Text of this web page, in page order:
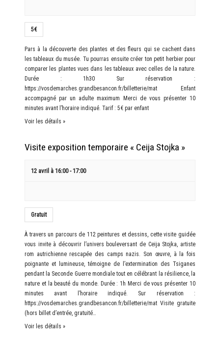
5€
Pars à la découverte des plantes et des fleurs qui se cachent dans
les tableaux du musée. Tu pourras ensuite créer ton petit herbier pour
comparer les plantes vues dans les tableaux avec celles de la nature.
Durée : 1h30 Sur réservation :
https://vosdemarches.grandbesancon.fr/billetterie/mat Enfant
accompagné par un adulte maximum Merci de vous présenter 10
minutes avant l’horaire indiqué. Tarif : 5€ par enfant
Voir les détails »
Visite exposition temporaire « Ceija Stojka »
12 avril à 16:00-17:00
Gratuit
À travers un parcours de 112 peintures et dessins, cette visite guidée
vous invite à découvrir l’univers bouleversant de Ceija Stojka, artiste
rom autrichienne rescapée des camps nazis. Son œuvre, à la fois
poignante et lumineuse, témoigne de l’extermination des Tsiganes
pendant la Seconde Guerre mondiale tout en célébrant la résilience, la
nature et la beauté du monde. Durée : 1h Merci de vous présenter 10
minutes avant l’horaire indiqué. Sur réservation :
https://vosdemarches.grandbesancon.fr/billetterie/mat Visite gratuite
(hors billet d’entrée, gratuité…
Voir les détails »